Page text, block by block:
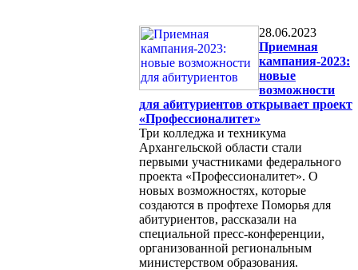
28.06.2023
Приемная
кампания-2023:
новые
возможности
для абитуриентов открывает проект
«Профессионалитет»
Три колледжа и техникума
Архангельской области стали
первыми участниками федерального
проекта «Профессионалитет». О
новых возможностях, которые
создаются в профтехе Поморья для
абитуриентов, рассказали на
специальной пресс-конференции,
организованной региональным
министерством образования.